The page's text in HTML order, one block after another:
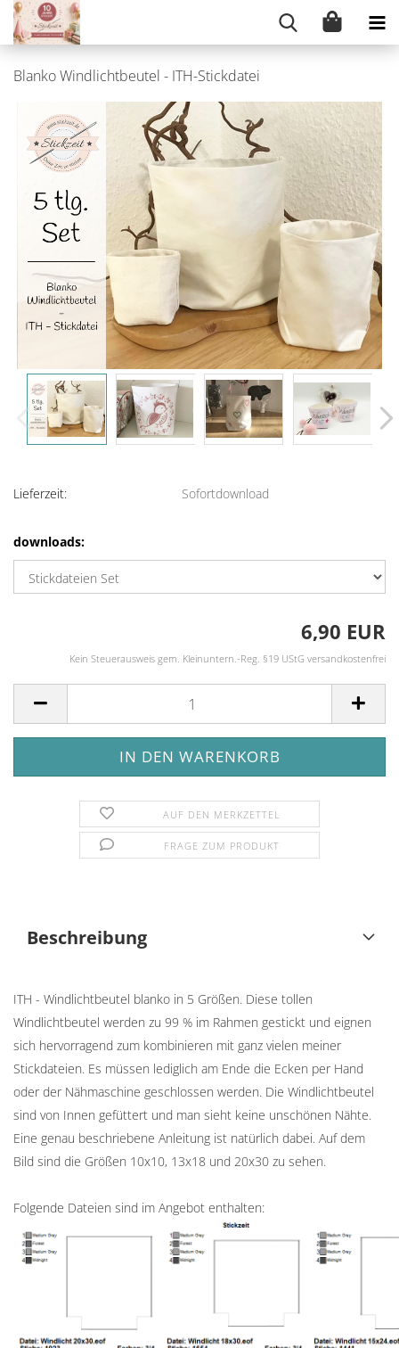
Blanko Windlichtbeutel - ITH-Stickdatei
Lieferzeit: Sofortdownload
downloads:
6,90 EUR
Kein Steuerausweis gem. Kleinuntern.-Reg. §19 UStG versandkostenfrei
AUF DEN MERKZETTEL
FRAGE ZUM PRODUKT
Beschreibung
ITH - Windlichtbeutel blanko in 5 Größen. Diese tollen
Windlichtbeutel werden zu 99 % im Rahmen gestickt und eignen
sich hervorragend zum kombinieren mit ganz vielen meiner
Stickdateien. Es müssen lediglich am Ende die Ecken per Hand
oder der Nähmaschine geschlossen werden. Die Windlichtbeutel
sind von Innen gefüttert und man sieht keine unschönen Nähte.
Eine genau beschriebene Anleitung ist natürlich dabei. Auf dem
Bild sind die Größen 10x10, 13x18 und 20x30 zu sehen.
Folgende Dateien sind im Angebot enthalten: